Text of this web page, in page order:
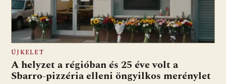
ÚJKELET
A helyzet a régióban és 25 éve volt a
Sbarro-pizzéria elleni öngyilkos merénylet